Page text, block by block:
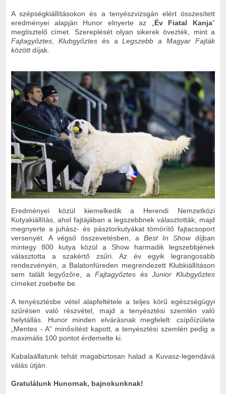
A szépségkiállításokon és a tenyészvizsgán elért összesített
eredményei alapján Hunor elnyerte az „ Év Fiatal Kanja”
megtisztelő címet. Szereplését olyan sikerek övezték, mint a
Fajtagyőztes
Klubgyőztesés aLegszebb a Magyar Fajták
közöttdíjak.
Eredményei közül kiemelkedik a Herendi Nemzetközi
Kutyakiállítás, ahol fajtájában a legszebbnek választották, majd
megnyerte a juhász- és pásztorkutyákat tömörítő fajtacsoport
versenyét. A végső összevetésben, a Best In Showdíjban
mintegy 800 kutya közül a Show harmadik legszebbjének
választotta a szakértő zsűri. Az év egyik legrangosabb
rendezvényén, a Balatonfüreden megrendezett Klubkiállításon
sem talált legyőzőre, a FajtagyőztesésJunior Klubgyőztes
címeket zsebelte be.
A tenyésztésbe vétel alapfeltétele a teljes körű egészségügyi
szűrésen való részvétel, majd a tenyésztési szemlén való
helytállás. Hunor minden elvárásnak megfelelt: csípőízülete
„Mentes - A” minősítést kapott, a tenyésztési szemlén pedig a
maximális 100 pontot érdemelte ki.
Kabalaállatunk tehát magabiztosan halad a Kuvasz-legendává
válás útján.
Gratulálunk Hunornak, bajnokunknak!